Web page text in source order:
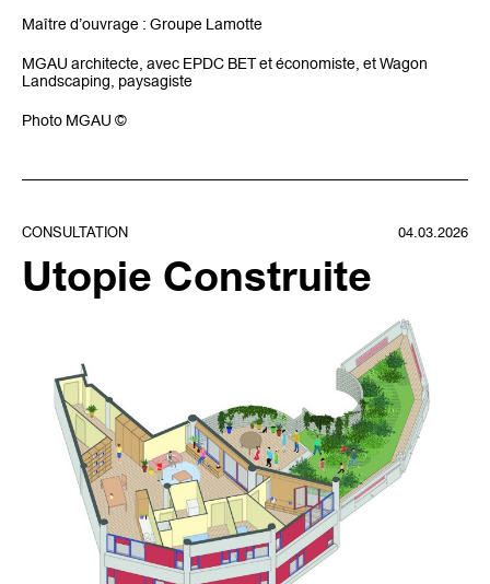
Maître d’ouvrage : Groupe Lamotte
MGAU architecte, avec EPDC BET et économiste, et Wagon
Landscaping, paysagiste
Photo MGAU ©
CONSULTATION 04.03.2026
Utopie Construite